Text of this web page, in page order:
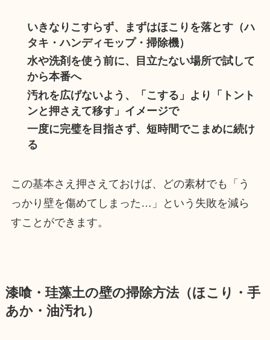
いきなりこすらず、まずはほこりを落とす（ハ
タキ・ハンディモップ・掃除機）
水や洗剤を使う前に、目立たない場所で試して
から本番へ
汚れを広げないよう、「こする」より「トント
ンと押さえて移す」イメージで
一度に完璧を目指さず、短時間でこまめに続け
る
この基本さえ押さえておけば、どの素材でも「う
っかり壁を傷めてしまった…」という失敗を減ら
すことができます。
漆喰・珪藻土の壁の掃除方法（ほこり・手
あか・油汚れ）